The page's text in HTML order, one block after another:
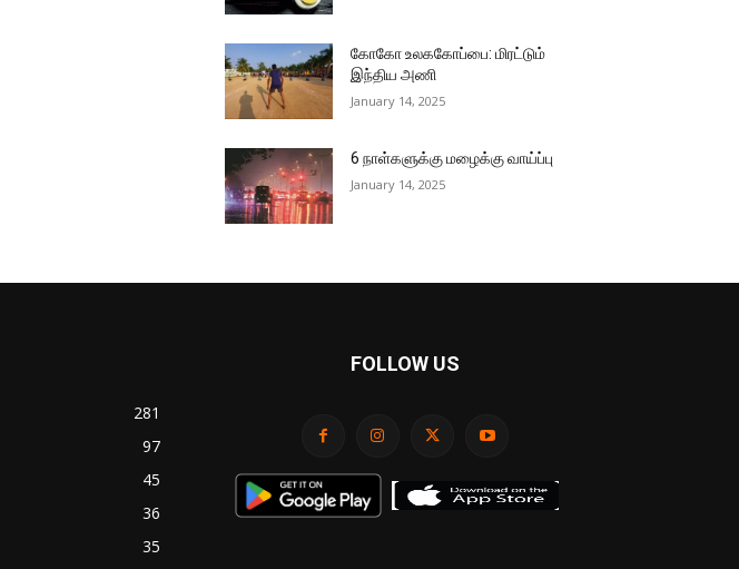
கோகோ உலககோப்பை: மிரட்டும்
இந்திய அணி
January 14, 2025
6 நாள்களுக்கு மழைக்கு வாய்ப்பு
January 14, 2025
281
97
45
36
35
FOLLOW US